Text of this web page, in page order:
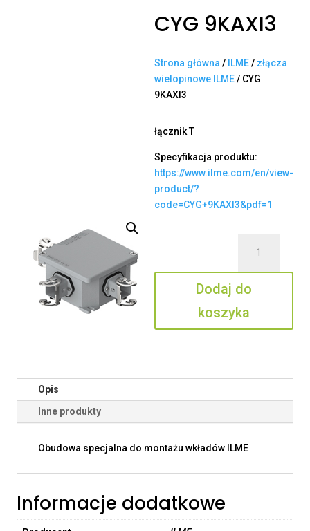
CYG 9KAXI3
Strona główna / ILME/ złącza
wielopinowe ILME/ CYG
9KAXI3
łącznik T
Specyfikacja produktu:
https://www.ilme.com/en/view-
product/?
code=CYG+9KAXI3&pdf=1
9KAXI3
Dodaj do
koszyka
Opis
Inne produkty
Obudowa specjalna do montażu wkładów ILME
Informacje dodatkowe